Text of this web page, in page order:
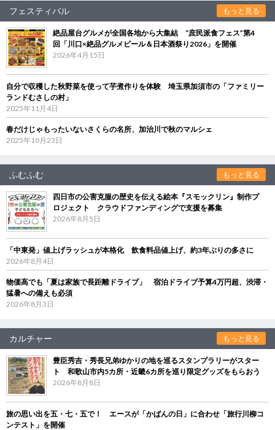
フェスティバル もっと見る
絶品屋台グルメが全国各地から大集結 “庶民派食フェス”第4
回「川口×絶品グルメビール＆日本酒祭り2026」を開催
2026年4月15日
自分で収穫した秋野菜を使って芋煮作りを体験 埼玉県加須市の「ファミリー
ランドむさしの村」
2025年11月4日
春だけじゃもったいないさくらの名所、加治川で秋のマルシェ
2025年10月23日
ふむふむ もっと見る
四日市の公害克服の歴史を伝える絵本『スモックリン』制作プ
ロジェクト クラウドファンディングで支援を募集
2026年8月5日
「中東発」値上げラッシュが本格化 飲食料品値上げ、約3年ぶりの多さに
2026年8月4日
物価高でも「夏は家族で長距離ドライブ」 宿泊ドライブ予算4万円超、渋滞・
猛暑への備えも必須
2026年8月3日
カルチャー もっと見る
豊臣秀吉・秀長兄弟ゆかりの地を巡るスタンプラリーがスター
ト 和歌山市内5カ所・近畿6カ所を巡り限定グッズをもらおう
2026年8月8日
旅の思い出を五・七・五で！ エースが「かばんの日」に合わせ「旅行川柳コ
ンテスト」を開催